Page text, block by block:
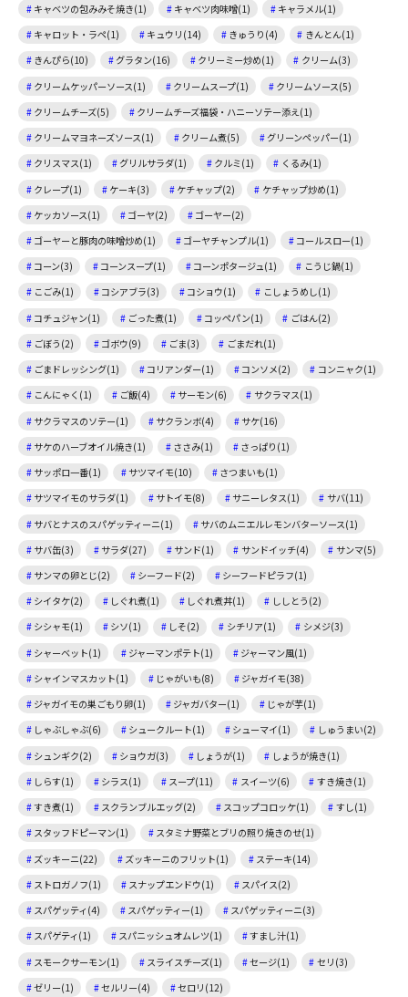
キャベツの包みみそ焼き(1)
キャベツ肉味噌(1)
キャラメル(1)
キャロット・ラペ(1)
キュウリ(14) きゅうり(4)
きんとん(1)
きんぴら(10)
グラタン(16) クリーミー炒め(1)
クリーム(3)
クリームケッパーソース(1)
クリームスープ(1)
クリームソース(5)
クリームチーズ(5)
クリームチーズ福袋・ハニーソテー添え(1)
クリームマヨネーズソース(1)
クリーム煮(5)
グリーンペッパー(1)
クリスマス(1)
グリルサラダ(1) クルミ(1)
くるみ(1)
クレープ(1)
ケーキ(3) ケチャップ(2)
ケチャップ炒め(1)
ケッカソース(1)
ゴーヤ(2)
ゴーヤー(2)
ゴーヤーと豚肉の味噌炒め(1)
ゴーヤチャンプル(1)
コールスロー(1)
コーン(3)
コーンスープ(1) コーンポタージュ(1)
こうじ鍋(1)
こごみ(1)
コシアブラ(3) コショウ(1)
こしょうめし(1)
コチュジャン(1)
ごった煮(1) コッペパン(1)
ごはん(2)
ごぼう(2)
ゴボウ(9) ごま(3)
ごまだれ(1)
ごまドレッシング(1)
コリアンダー(1) コンソメ(2)
コンニャク(1)
こんにゃく(1)
ご飯(4) サーモン(6)
サクラマス(1)
サクラマスのソテー(1)
サクランボ(4)
サケ(16)
サケのハーブオイル焼き(1)
ささみ(1)
さっぱり(1)
サッポロ一番(1)
サツマイモ(10)
さつまいも(1)
サツマイモのサラダ(1)
サトイモ(8) サニーレタス(1)
サバ(11)
サバとナスのスパゲッティーニ(1)
サバのムニエルレモンバターソース(1)
サバ缶(3)
サラダ(27) サンド(1) サンドイッチ(4)
サンマ(5)
サンマの卵とじ(2)
シーフード(2)
シーフードピラフ(1)
シイタケ(2)
しぐれ煮(1) しぐれ煮丼(1)
ししとう(2)
シシャモ(1)
シソ(1) しそ(2) シチリア(1)
シメジ(3)
シャーベット(1)
ジャーマンポテト(1)
ジャーマン風(1)
シャインマスカット(1)
じゃがいも(8)
ジャガイモ(38)
ジャガイモの巣ごもり卵(1)
ジャガバター(1)
じゃが芋(1)
しゃぶしゃぶ(6)
シュークルート(1) シューマイ(1)
しゅうまい(2)
シュンギク(2)
ショウガ(3) しょうが(1)
しょうが焼き(1)
しらす(1)
シラス(1) スープ(11) スイーツ(6)
すき焼き(1)
すき煮(1)
スクランブルエッグ(2) スコップコロッケ(1)
すし(1)
スタッフドピーマン(1)
スタミナ野菜とブリの照り焼きのせ(1)
ズッキーニ(22)
ズッキーニのフリット(1)
ステーキ(14)
ストロガノフ(1)
スナップエンドウ(1)
スパイス(2)
スパゲッティ(4)
スパゲッティー(1)
スパゲッティーニ(3)
スパゲティ(1)
スパニッシュオムレツ(1)
すまし汁(1)
スモークサーモン(1)
スライスチーズ(1) セージ(1)
セリ(3)
ゼリー(1)
セルリー(4) セロリ(12)